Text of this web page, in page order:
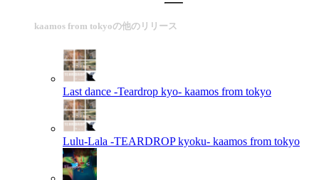
kaamos from tokyoの他のリリース
Last dance -Teardrop kyo- kaamos from tokyo
Lulu-Lala -TEARDROP kyoku- kaamos from tokyo